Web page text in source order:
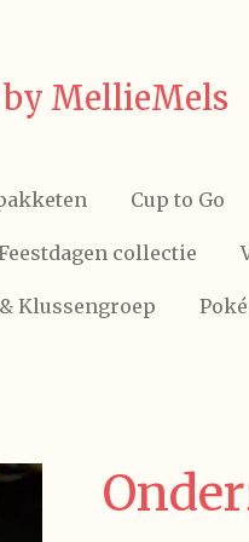
MellieMels
Cup to Go
collectie
Klussengroep